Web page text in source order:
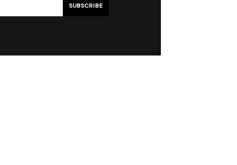
SUBSCRIBE